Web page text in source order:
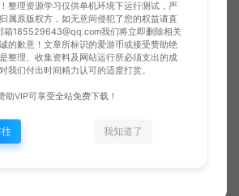
整理资源学习仅供单机环境下运行测试，严
属原版权方，如无意间侵犯了您的权益请直
箱185529643@qq.com我们将立即删除相关
的歉意！文章所标识的爱游币或接受赞助绝
整理、收集资料及网站运行所必须支出的成
我们付出时间精力认可的适度打赏。
助VIP可享受全站免费下载！
我知道了